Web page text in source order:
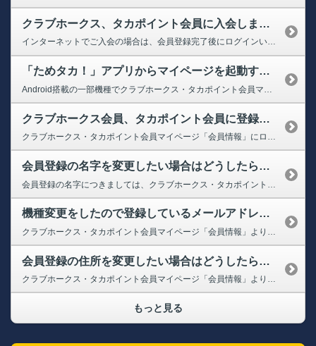
クラブホークス、タカポイント会員に入会しましたが、会員マイページにログインできません。
インターネットでご入会の場合は、会員登録完了後にログインいただけます。 入会受付ブースでご入会の場合は、入会完了画面に表示される会員番号にて約30分後からログイン可能になります。 2025年3月11日のクラブホークス・タカポイント会員マイページのリニューアルに伴い、パスワードが変更となっております。 リニューアル後に初めてログインされる方は、会員証番号またはメールアドレスと初期パス...
「ためタカ！」アプリからマイページを起動すると正しく表示されません。
クラブホークス会員、タカポイント会員に登録しています。メールマガジンの配信停止の方法を教えてください。
クラブホークス・タカポイント会員マイページ「会員情報」にログインいただき、下記手順にてお手続きください。 ➡クラブホークス・タカポイント会員マイページ（会員情報） 1.上記より会員マイページへログイン 2..ページ下部「お客様情報を修正する」を押下 3.会員情報設定ページの「会員規約に同意します」にチェック 4.「ホークスからの案内を受け取る」のチェックを外す なお、一部ジャンル...
会員登録の名字を変更したい場合はどうしたらいいですか？
機種変更をしたので登録しているメールアドレスを変更したい。
クラブホークス・タカポイント会員マイページ「会員情報」よりお手続き可能です。下記へログインいただき、ご変更ください。 ➡クラブホークス・タカポイント会員マイページ（会員情報） ※クラブホークス・タカポイント会員マイページにて変更ができない場合は、必要事項をご記入の上、ご本人様よりお客様サポートセンターまでお問い合わせください。 ＜必要事項＞ ・氏名 ・西暦生年月日 ・登録の電...
会員登録の住所を変更したい場合はどうしたらいいですか？
クラブホークス・タカポイント会員マイページ「会員情報」よりお手続き可能です。下記へログインいただき、ご変更ください。 ➡クラブホークス・タカポイント会員マイページ（会員情報） ※会員マイページにて変更ができない場合は、必要事項をご記入の上、ご本人様よりお客様サポートセンターまでお問い合わせください。 ＜必要事項＞ ・氏名 ・西暦生年月日 ・登録の電話番号 ・住所 ・会員番...
もっと見る